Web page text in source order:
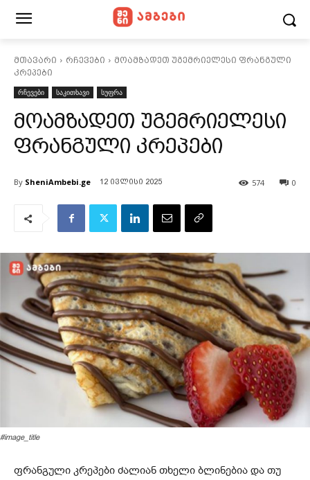
მთავარი რჩევები
მოამზადეთ უგემრიელესი ფრანგული
კრეპები
რჩევები
საკითხავი სუფრა
მოამზადეთ უგემრიელესი
ფრანგული კრეპები
By SheniAmbebi.ge 12 ივლისი 2025 0
574
#image_title
ფრანგული კრეპები ძალიან თხელი ბლინებია და თუ